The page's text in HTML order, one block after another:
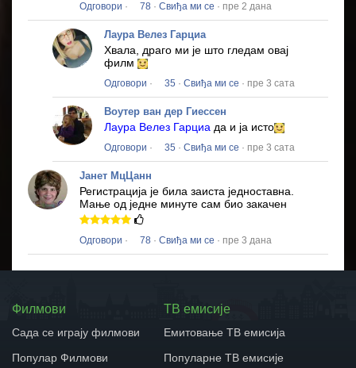
Одговори · 78 · Свиђа ми се · пре 2 дана
Лаура Велез Гарциа
Хвала, драго ми је што гледам овај
филм
Одговори · 35 · Свиђа ми се · пре 3 сата
Воутер ван дер Гиессен
Лаура Велез Гарциа да и ја исто
Одговори · 35 · Свиђа ми се · пре 3 сата
Јанет МцЦанн
Регистрација је била заиста једноставна.
Мање од једне минуте сам био закачен
Одговори · 78 · Свиђа ми се · пре 3 дана
Филмови
Сада се играју филмови
Популар Филмови
ТВ емисије
Емитовање ТВ емисија
Популарне ТВ емисије